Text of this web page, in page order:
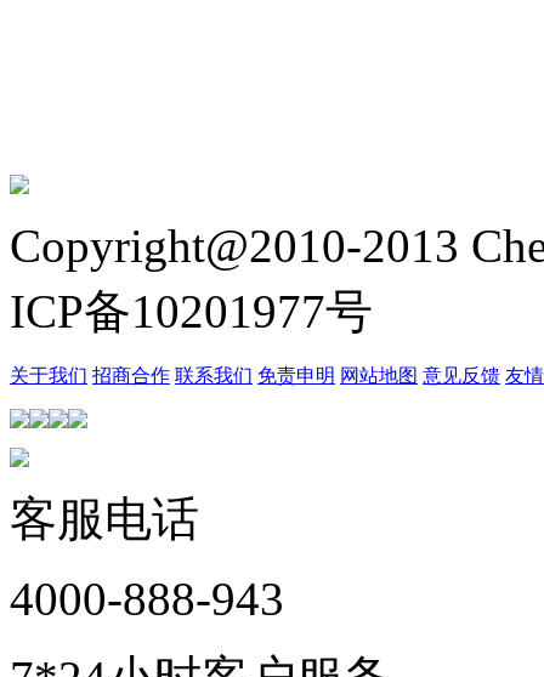
Copyright@2010-2013
ICP备10201977号
关于我们 招商合作 联系我们 免责申明 网站地图 意见反馈 友
客服电话
4000-888-943